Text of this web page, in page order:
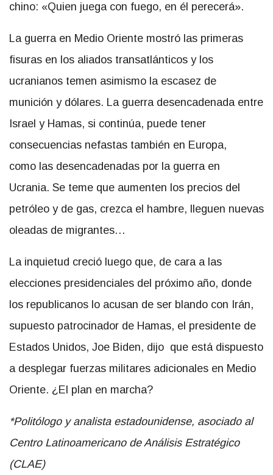
chino: «Quien juega con fuego, en él perecerá».
La guerra en Medio Oriente mostró las primeras
fisuras en los aliados transatlánticos y los
ucranianos temen asimismo la escasez de
munición y dólares. La guerra desencadenada entre
Israel y Hamas, si continúa, puede tener
consecuencias nefastas también en Europa,
como las desencadenadas por la guerra en
Ucrania. Se teme que aumenten los precios del
petróleo y de gas, crezca el hambre, lleguen nuevas
oleadas de migrantes…
La inquietud creció luego que, de cara a las
elecciones presidenciales del próximo año, donde
los republicanos lo acusan de ser blando con Irán,
supuesto patrocinador de Hamas, el presidente de
Estados Unidos, Joe Biden, dijo que está dispuesto
a desplegar fuerzas militares adicionales en Medio
Oriente. ¿El plan en marcha?
*Politólogo y analista estadounidense, asociado al
Centro Latinoamericano de Análisis Estratégico
(CLAE)